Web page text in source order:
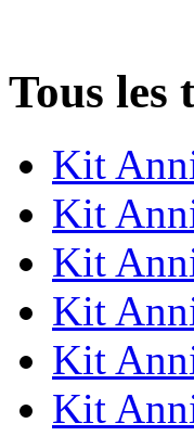
Tous les
Kit
Kit
Kit
Kit
Kit
Kit